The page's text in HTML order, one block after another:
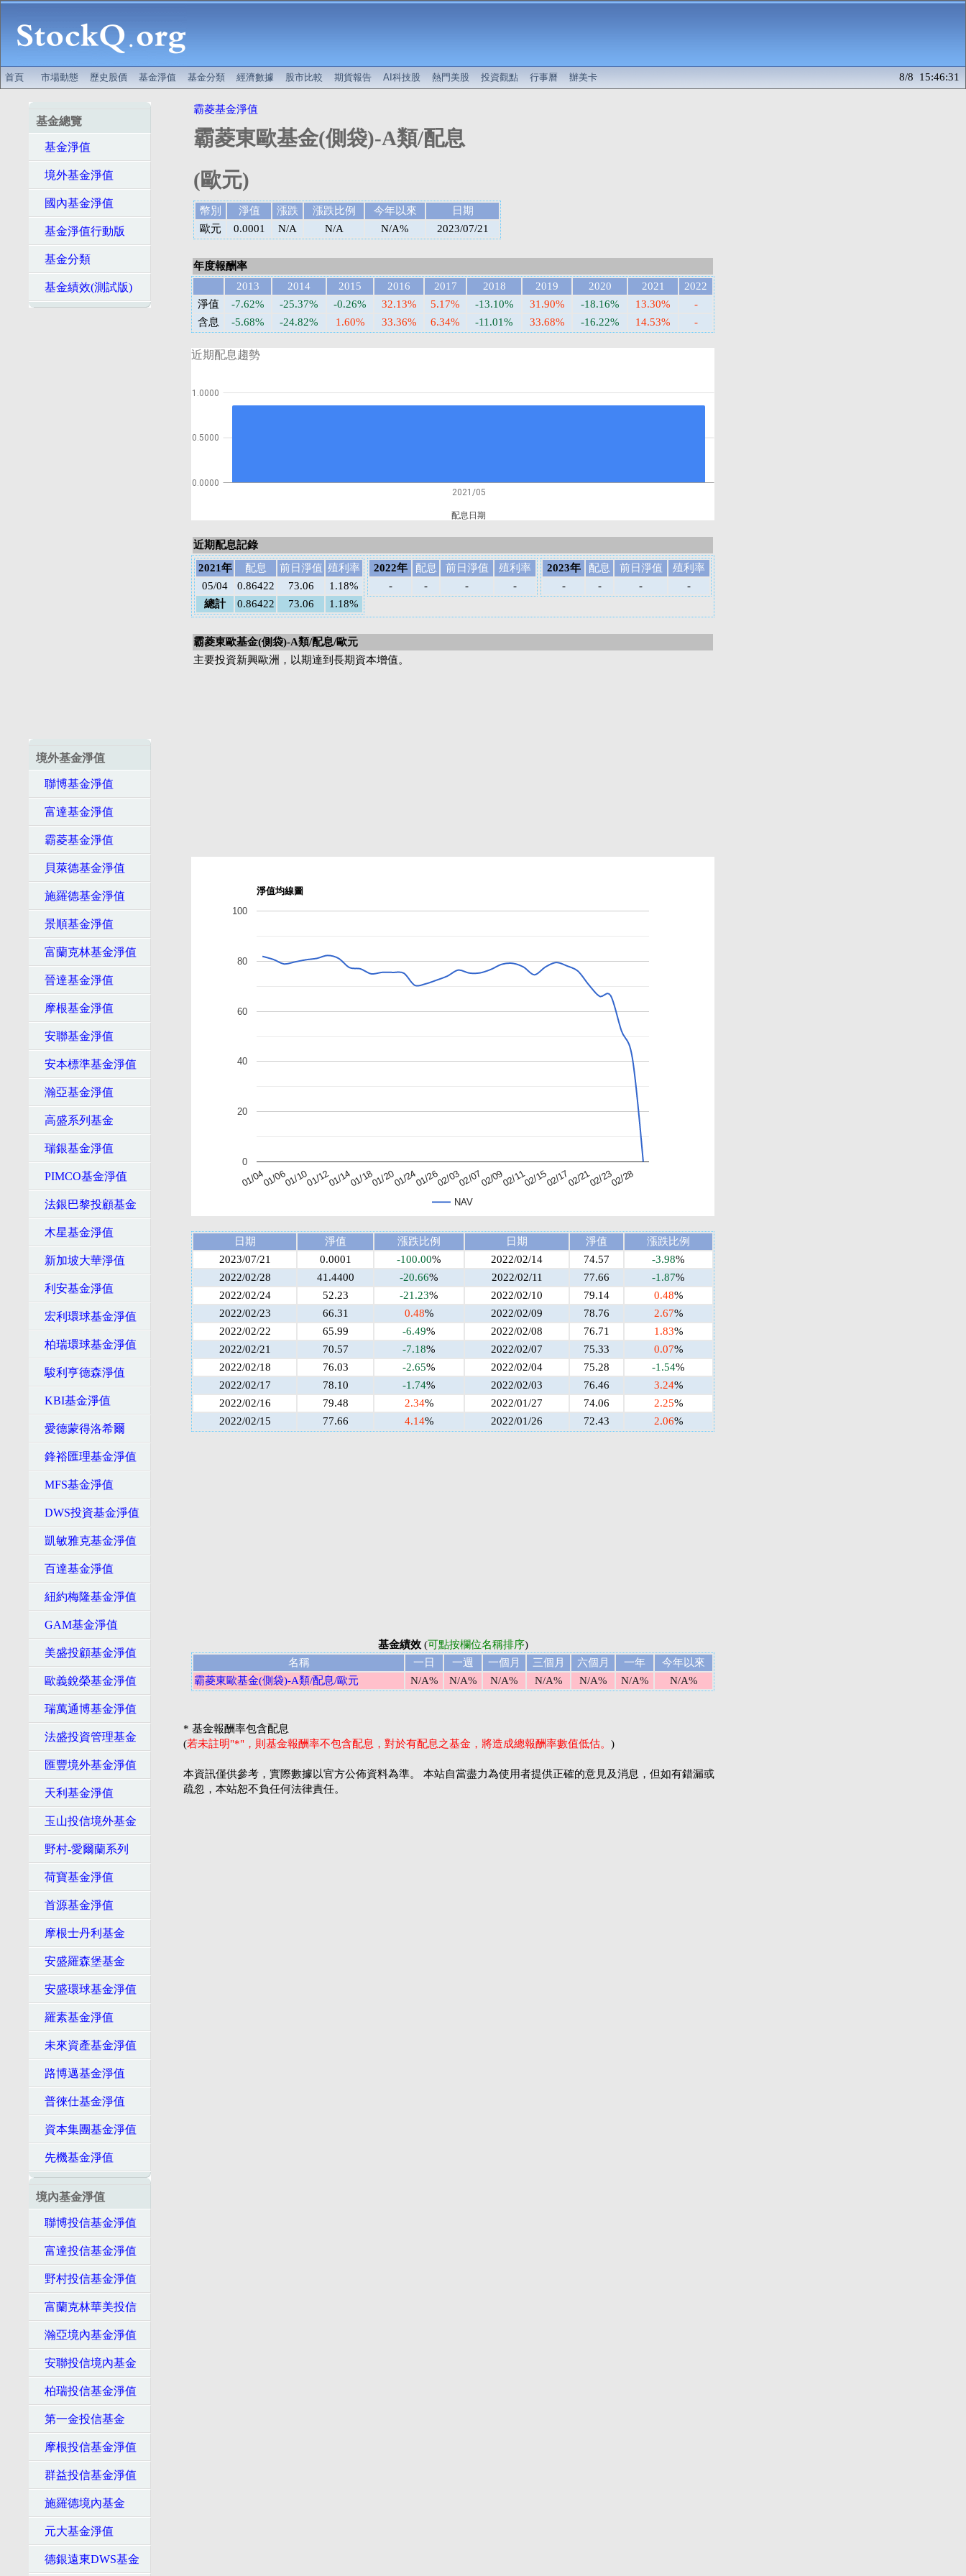
首頁 市場動態 歷史股價 基金淨值 基金分類 經濟數據 股市比較 期貨報告 AI科技股 熱門美股 投資觀點 行事曆 辦美卡 8/8 15:46:31
基金總覽
基金淨值
境外基金淨值
國內基金淨值
基金淨值行動版
基金分類
基金績效(測試版)
境外基金淨值
聯博基金淨值
富達基金淨值
霸菱基金淨值
貝萊德基金淨值
施羅德基金淨值
景順基金淨值
富蘭克林基金淨值
晉達基金淨值
摩根基金淨值
安聯基金淨值
安本標準基金淨值
瀚亞基金淨值
高盛系列基金
瑞銀基金淨值
PIMCO基金淨值
法銀巴黎投顧基金
木星基金淨值
新加坡大華淨值
利安基金淨值
宏利環球基金淨值
柏瑞環球基金淨值
駿利亨德森淨值
KBI基金淨值
愛德蒙得洛希爾
鋒裕匯理基金淨值
MFS基金淨值
DWS投資基金淨值
凱敏雅克基金淨值
百達基金淨值
紐約梅隆基金淨值
GAM基金淨值
美盛投顧基金淨值
歐義銳榮基金淨值
瑞萬通博基金淨值
法盛投資管理基金
匯豐境外基金淨值
天利基金淨值
玉山投信境外基金
野村-愛爾蘭系列
荷寶基金淨值
首源基金淨值
摩根士丹利基金
安盛羅森堡基金
安盛環球基金淨值
羅素基金淨值
未來資產基金淨值
路博邁基金淨值
普徠仕基金淨值
資本集團基金淨值
先機基金淨值
境內基金淨值
聯博投信基金淨值
富達投信基金淨值
野村投信基金淨值
富蘭克林華美投信
瀚亞境內基金淨值
安聯投信境內基金
柏瑞投信基金淨值
第一金投信基金
摩根投信基金淨值
群益投信基金淨值
施羅德境內基金
元大基金淨值
德銀遠東DWS基金
霸菱基金淨值
霸菱東歐基金(側袋)-A類/配息
(歐元)
幣別 淨值 漲跌 漲跌比例 今年以來
日期
歐元
0.0001 N/A N/A N/A% 2023/07/21
年度報酬率
2013
2014 2015 2016 2017 2018 2019 2020 2021
2022
淨值
-7.62% -25.37% -0.26% 32.13% 5.17% -13.10% 31.90% -18.16% 13.30%
-
含息
-5.68% -24.82% 1.60% 33.36% 6.34% -11.01% 33.68% -16.22% 14.53% -
近期配息趨勢
2021/05
配息日期
0.0000
0.5000
1.0000
近期配息記錄
2021年
配息 前日淨值 殖利率
05/04
0.86422 73.06
1.18%
總計
0.86422 73.06 1.18%
2022年 配息 前日淨值
殖利率
-
- - -
2023年 配息 前日淨值
殖利率
-
- - -
霸菱東歐基金(側袋)-A類/配息/歐元
主要投資新興歐洲，以期達到長期資本增值。
淨值均線圖
NAV
01/0401/0601/1001/1201/1401/1801/2001/2401/2602/0302/0702/0902/1102/1502/1702/2102/2302/28
0
20
40
60
80
100
日期 淨值 漲跌比例 日期 淨值
漲跌比例
2023/07/21
0.0001 -100.00% 2022/02/14 74.57 -3.98%
2022/02/28
41.4400 -20.66% 2022/02/11 77.66 -1.87%
2022/02/24
52.23 -21.23% 2022/02/10 79.14 0.48%
2022/02/23
66.31 0.48% 2022/02/09 78.76 2.67%
2022/02/22
65.99 -6.49% 2022/02/08 76.71 1.83%
2022/02/21
70.57 -7.18% 2022/02/07 75.33 0.07%
2022/02/18
76.03 -2.65% 2022/02/04 75.28 -1.54%
2022/02/17
78.10 -1.74% 2022/02/03 76.46 3.24%
2022/02/16
79.48 2.34% 2022/01/27 74.06 2.25%
2022/02/15
77.66 4.14% 2022/01/26 72.43 2.06%
基金績效(可點按欄位名稱排序)
名稱
一日 一週 一個月 三個月 六個月 一年
今年以來
霸菱東歐基金(側袋)-A類/配息/歐元
N/A% N/A% N/A% N/A% N/A% N/A% N/A%
* 基金報酬率包含配息
(若未註明"*"，則基金報酬率不包含配息，對於有配息之基金，將造成總報酬率數值低估。 )
本資訊僅供參考，實際數據以官方公佈資料為準。 本站自當盡力為使用者提供正確的意見及消息，但如有錯漏或
疏忽，本站恕不負任何法律責任。